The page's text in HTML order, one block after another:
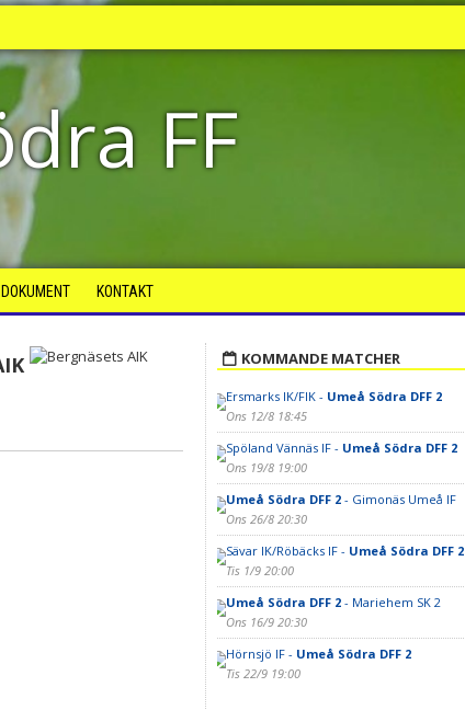
FF
DOKUMENT KONTAKT
KOMMANDE MATCHER
Ersmarks IK/FIK - Umeå Södra DFF 2
Ons 12/8 18:45
Spöland Vännäs IF - Umeå Södra DFF 2
Ons 19/8 19:00
Umeå Södra DFF 2- Gimonäs Umeå IF
Ons 26/8 20:30
Sävar IK/Röbäcks IF - Umeå Södra DFF 2
Tis 1/9 20:00
Umeå Södra DFF 2- Mariehem SK 2
Ons 16/9 20:30
Hörnsjö IF - Umeå Södra DFF 2
Tis 22/9 19:00